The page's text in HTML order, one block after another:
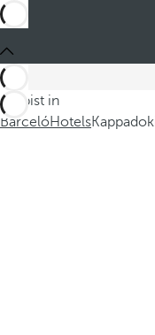
Du bist in
BarcelóHotels